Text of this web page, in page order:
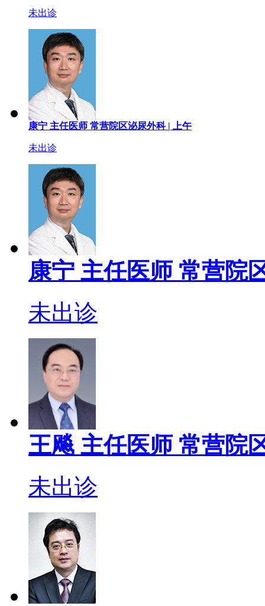
未出诊
康宁 主任医师 常营院区泌尿外科 | 上午
未出诊
康宁 主任医师 常营院
未出诊
王飚 主任医师 常营院
未出诊